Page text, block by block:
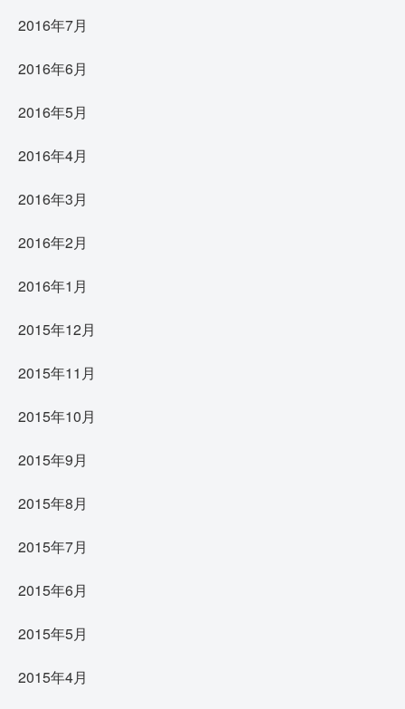
2016年7月
2016年6月
2016年5月
2016年4月
2016年3月
2016年2月
2016年1月
2015年12月
2015年11月
2015年10月
2015年9月
2015年8月
2015年7月
2015年6月
2015年5月
2015年4月